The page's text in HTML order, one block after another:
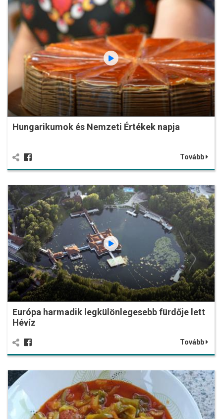
Hungarikumok és Nemzeti Értékek napja
Tovább
Európa harmadik legkülönlegesebb fürdője lett
Hévíz
Tovább